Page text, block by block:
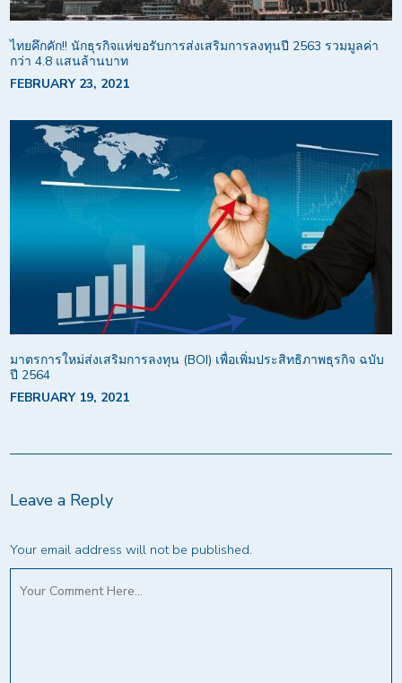
ไทยคึกคัก!! นักธุรกิจแห่ขอรับการส่งเสริมการลงทุนปี 2563 รวมมูลค่า
กว่า 4.8 แสนล้านบาท
FEBRUARY 23, 2021
มาตรการใหม่ส่งเสริมการลงทุน (BOI) เพื่อเพิ่มประสิทธิภาพธุรกิจ ฉบับ
ปี 2564
FEBRUARY 19, 2021
Leave a Reply
Your email address will not be published.